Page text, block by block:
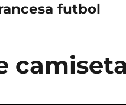
futbol